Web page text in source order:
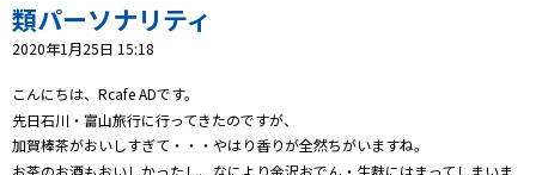
コンテンツ・アプリ
キッズ
Well-being 防災・減災
類パーソナリティ
2020年1月25日 15:18
こんにちは、Rcafe ADです。
先日石川・富山旅行に行ってきたのですが、
加賀棒茶がおいしすぎて・・・やはり香りが全然ちがいますね。
お茶のお酒もおいしかったし、なにより金沢おでん・生麩にはまってしまいま